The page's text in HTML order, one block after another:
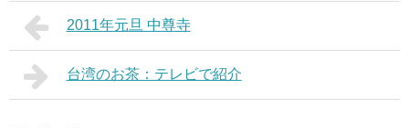
2011年元旦 中尊寺
台湾のお茶：テレビで紹介